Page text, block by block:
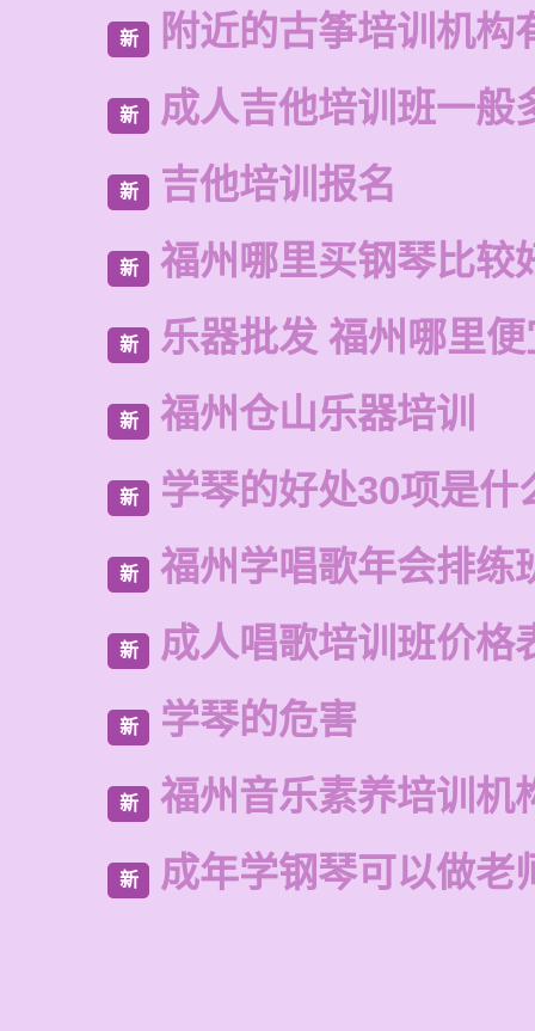
新 附近的古筝培训机构
新 成人吉他培训班一般
新 吉他培训报名
新 福州哪里买钢琴比较
新 乐器批发 福州哪里
新 福州仓山乐器培训
新 学琴的好处30项是什
新 福州学唱歌年会排练
新 成人唱歌培训班价格
新 学琴的危害
新 福州音乐素养培训机
新 成年学钢琴可以做老